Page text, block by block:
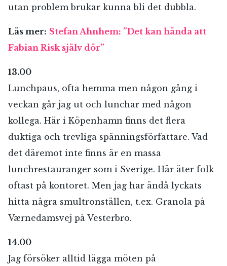
utan problem brukar kunna bli det dubbla.
Läs mer: Stefan Ahnhem: ”Det kan hända att
Fabian Risk själv dör”
13.00
Lunchpaus, ofta hemma men någon gång i
veckan går jag ut och lunchar med någon
kollega. Här i Köpenhamn finns det flera
duktiga och trevliga spänningsförfattare. Vad
det däremot inte finns är en massa
lunchrestauranger som i Sverige. Här äter folk
oftast på kontoret. Men jag har ändå lyckats
hitta några smultronställen, t.ex. Granola på
Værnedamsvej på Vesterbro.
14.00
Jag försöker alltid lägga möten på